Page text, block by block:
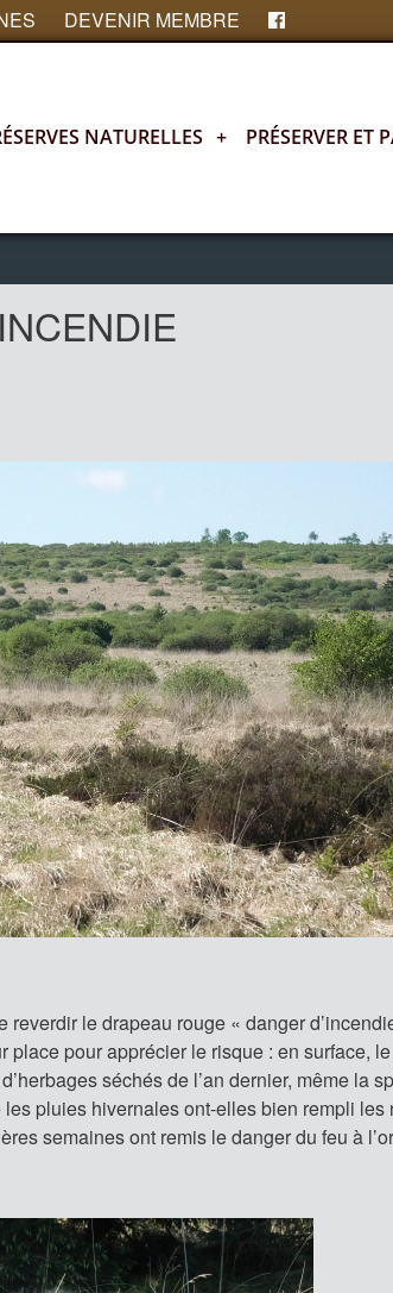
DEVENIR MEMBRE
NATURELLES + PRÉSERVER ET
reverdir le drapeau rouge « danger
pour apprécier le risque : en surface,
séchés de l’an dernier, même la
pluies hivernales ont-elles bien rempli les
semaines ont remis le danger du feu à